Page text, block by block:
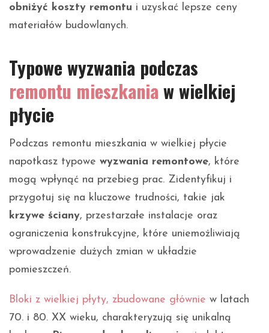
obniżyć koszty remontu i uzyskać lepsze ceny
materiałów budowlanych.
Typowe wyzwania podczas
remontu mieszkania w wielkiej
płycie
Podczas remontu mieszkania w wielkiej płycie
napotkasz typowe wyzwania remontowe, które
mogą wpłynąć na przebieg prac. Zidentyfikuj i
przygotuj się na kluczowe trudności, takie jak
krzywe ściany, przestarzałe instalacje oraz
ograniczenia konstrukcyjne, które uniemożliwiają
wprowadzenie dużych zmian w układzie
pomieszczeń.
Bloki z wielkiej płyty, zbudowane głównie w latach
70. i 80. XX wieku, charakteryzują się unikalną